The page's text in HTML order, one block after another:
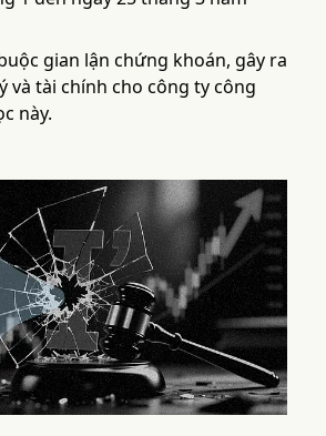
gian lận chứng khoán, gây ra
và tài chính cho công ty công
này.